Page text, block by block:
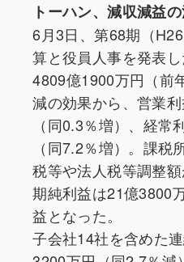
トーハン、減収減益
6月3日、第68期（
算と役員人事を発表
4809億1900万円（前
減の効果から、営業
（同0.3％増）、経常
（同7.2％増）。課税
税等や法人税等調整
期純利益は21億3800
益となった。
子会社14社を含めた